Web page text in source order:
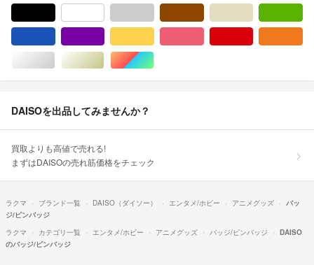
シルバー/銀色系ゴールド/金色系マルチカラー
DAISOを出品してみませんか？
買取よりも高値で売れる!
まずはDAISOの売れ筋価格をチェック
ラクマ ブランド一覧 DAISO（ダイソー） エンタメ/ホビー アニメグッズ
バッ
ジ/ピンバッジ
ラクマ
カテゴリ一覧 エンタメ/ホビー アニメグッズ バッジ/ピンバッジ
DAISO
のバッジ/ピンバッジ